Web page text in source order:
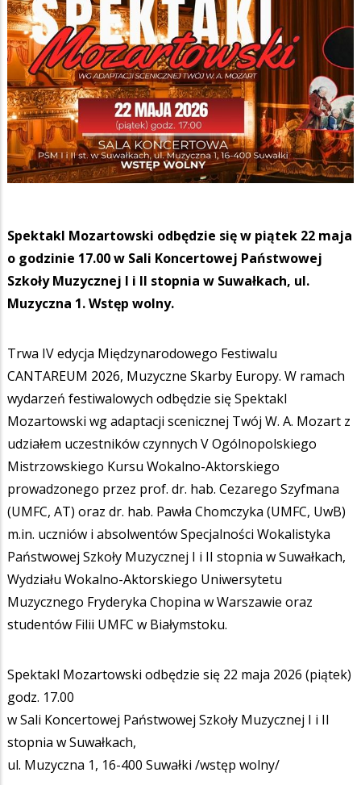
Spektakl Mozartowski odbędzie się w piątek 22 maja
o godzinie 17.00 w Sali Koncertowej Państwowej
Szkoły Muzycznej I i II stopnia w Suwałkach, ul.
Muzyczna 1. Wstęp wolny.
Trwa IV edycja Międzynarodowego Festiwalu
CANTAREUM 2026, Muzyczne Skarby Europy. W ramach
wydarzeń festiwalowych odbędzie się Spektakl
Mozartowski wg adaptacji scenicznej Twój W. A. Mozart z
udziałem uczestników czynnych V Ogólnopolskiego
Mistrzowskiego Kursu Wokalno-Aktorskiego
prowadzonego przez prof. dr. hab. Cezarego Szyfmana
(UMFC, AT) oraz dr. hab. Pawła Chomczyka (UMFC, UwB)
m.in. uczniów i absolwentów Specjalności Wokalistyka
Państwowej Szkoły Muzycznej I i II stopnia w Suwałkach,
Wydziału Wokalno-Aktorskiego Uniwersytetu
Muzycznego Fryderyka Chopina w Warszawie oraz
studentów Filii UMFC w Białymstoku.
Spektakl Mozartowski odbędzie się 22 maja 2026 (piątek)
godz. 17.00
w Sali Koncertowej Państwowej Szkoły Muzycznej I i II
stopnia w Suwałkach,
ul. Muzyczna 1, 16-400 Suwałki /wstęp wolny/